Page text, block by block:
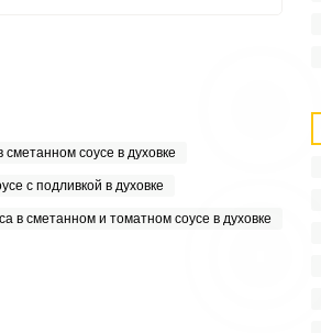
соусе в духовке
с подливкой в духовке
в сметанном и томатном соусе в духовке